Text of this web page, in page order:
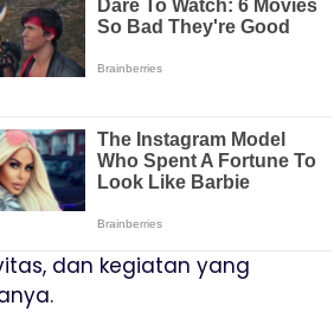
dan kegiatan yang